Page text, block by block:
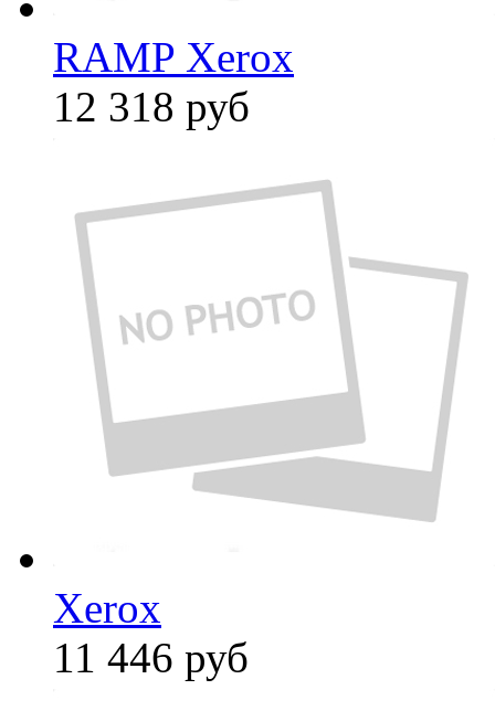
RAMP Xerox
12 318 руб
Xerox
11 446 руб